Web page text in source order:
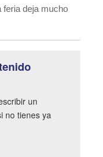
feria deja mucho
un
no tienes ya